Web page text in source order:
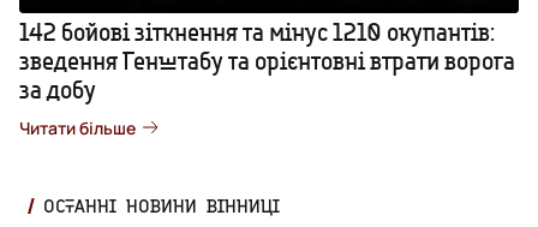
142 бойові зіткнення та мінус 1210 окупантів:
зведення Генштабу та орієнтовні втрати ворога
за добу
Читати більше
ОСТАННІ НОВИНИ ВІННИЦІ